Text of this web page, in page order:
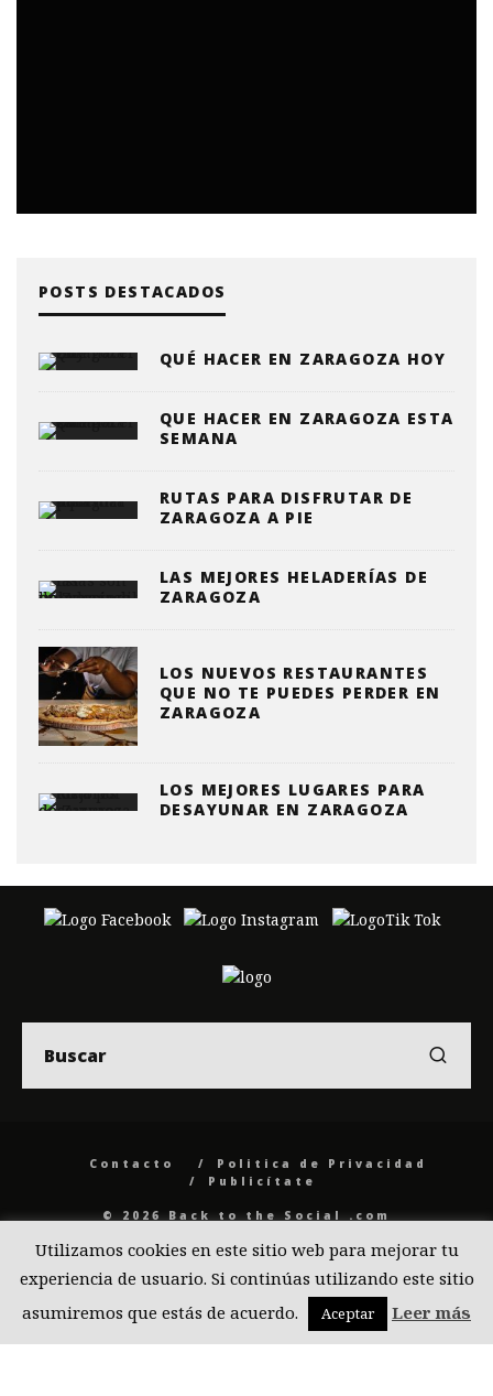
POSTS DESTACADOS
QUÉ HACER EN ZARAGOZA HOY
QUE HACER EN ZARAGOZA ESTA
SEMANA
RUTAS PARA DISFRUTAR DE
ZARAGOZA A PIE
LAS MEJORES HELADERÍAS DE
ZARAGOZA
LOS NUEVOS RESTAURANTES
QUE NO TE PUEDES PERDER EN
ZARAGOZA
LOS MEJORES LUGARES PARA
DESAYUNAR EN ZARAGOZA
Contacto
Politica de Privacidad
Publicítate
© 2026 Back to the Social .com
Utilizamos cookies en este sitio web para mejorar tu
experiencia de usuario. Si continúas utilizando este sitio
asumiremos que estás de acuerdo.
Aceptar Leer más